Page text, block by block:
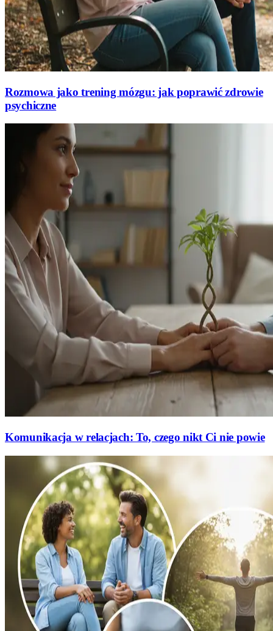
Rozmowa jako trening mózgu: jak poprawić zdrowie
psychiczne
Komunikacja w relacjach: To, czego nikt Ci nie powie